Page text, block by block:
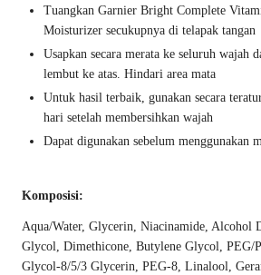
Tuangkan Garnier Bright Complete
Moisturizer secukupnya di telapak tangan
Usapkan secara merata ke seluruh wajah
lembut ke atas. Hindari area mata
Untuk hasil terbaik, gunakan secara
hari setelah membersihkan wajah
Dapat digunakan sebelum menggunakan
Komposisi:
Aqua/Water, Glycerin, Niacinamide, Alcohol
Glycol, Dimethicone, Butylene Glycol, PEG/
Glycol-8/5/3 Glycerin, PEG-8, Linalool,